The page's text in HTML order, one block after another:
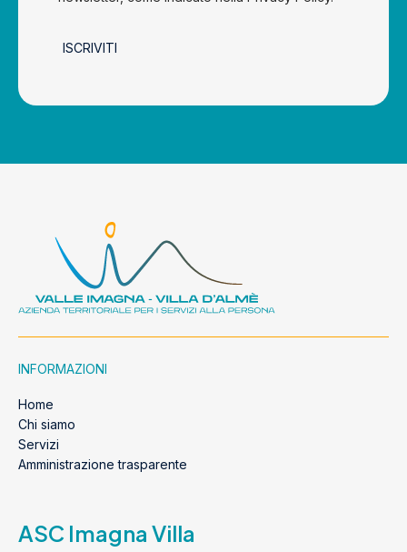
ISCRIVITI
INFORMAZIONI
Home
Chi siamo
Servizi
Amministrazione trasparente
ASC Imagna Villa